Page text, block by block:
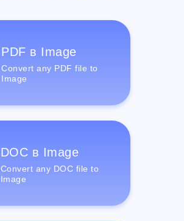
PDF в Image
Convert any PDF file to
Image
DOC в Image
Convert any DOC file to
Image